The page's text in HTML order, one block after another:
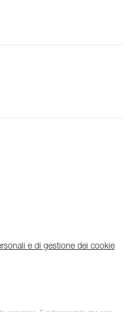
e di gestione dei cookie